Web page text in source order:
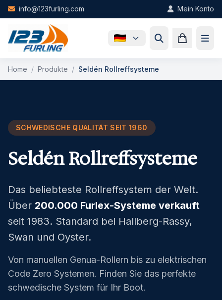
Skip to main content
info@123furling.com Mein Konto
Home / Produkte / Seldén Rollreffsysteme
SCHWEDISCHE QUALITÄT SEIT 1960
Seldén Rollreffsysteme
Das beliebteste Rollreffsystem der Welt.
Über 200.000 Furlex-Systeme verkauft
seit 1983. Standard bei Hallberg-Rassy,
Swan und Oyster.
Von manuellen Genua-Rollern bis zu elektrischen
Code Zero Systemen. Finden Sie das perfekte
schwedische System für Ihr Boot.